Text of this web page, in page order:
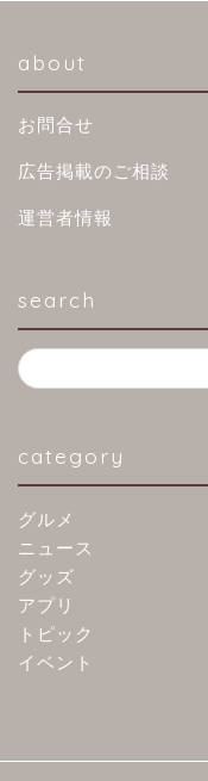
about
お問合せ
広告掲載のご相談
運営者情報
search
category
グルメ
ニュース
グッズ
アプリ
トピック
イベント